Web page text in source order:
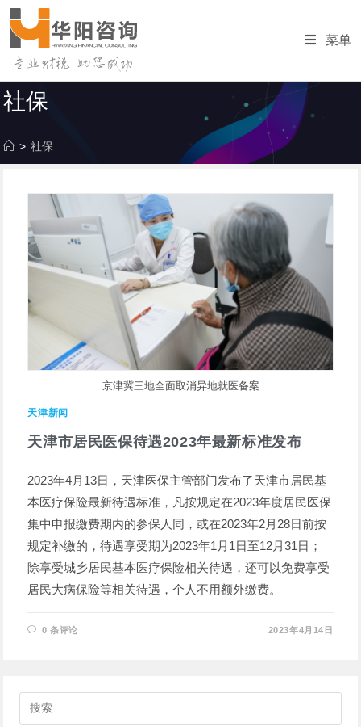
跳
转
至
容
菜单
社保
> 社保
京津冀三地全面取消异地就医备案
天津新闻
天津市居民医保待遇2023年最新标准发布
2023年4月13日，天津医保主管部门发布了天津市居民基
本医疗保险最新待遇标准，凡按规定在2023年度居民医保
集中申报缴费期内的参保人同，或在2023年2月28日前按
规定补缴的，待遇享受期为2023年1月1日至12月31日；
除享受城乡居民基本医疗保险相关待遇，还可以免费享受
居民大病保险等相关待遇，个人不用额外缴费。
0 条评论 2023年4月14日